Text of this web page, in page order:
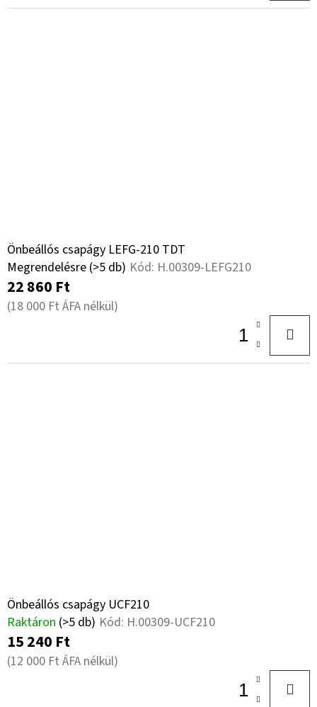
Önbeállós csapágy LEFG-210 TDT
Megrendelésre (>5 db) Kód: H.00309-LEFG210
22 860 Ft
(18 000 Ft ÁFA nélkül)
Önbeállós csapágy UCF210
Raktáron (>5 db) Kód: H.00309-UCF210
15 240 Ft
(12 000 Ft ÁFA nélkül)